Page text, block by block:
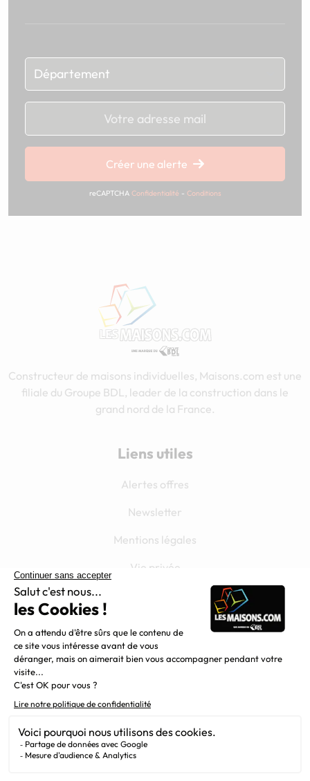
Chargement...
Créer une alerte
reCAPTCHA Confidentialité - Conditions
Constructeur de maisons individuelles, Maisons.com est une
filiale du Groupe BDL, leader de la construction dans le
grand nord de la France.
Liens utiles
Alertes offres
Newsletter
Mentions légales
Vie privée
Filiales
Chargement...
Nous suivre